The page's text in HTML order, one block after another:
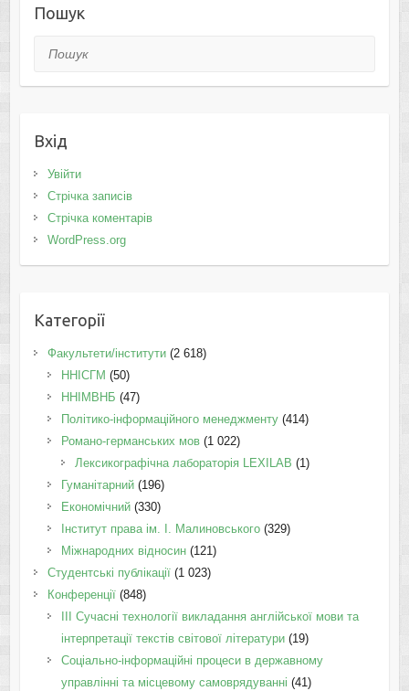
Пошук
Пошук
Вхід
Увійти
Стрічка записів
Стрічка коментарів
WordPress.org
Категорії
Факультети/інститути(2 618)
ННІСГМ (50)
ННІМВНБ (47)
Політико-інформаційного менеджменту(414)
Романо-германських мов(1 022)
Лексикографічна лабораторія LEXILAB (1)
Гуманітарний(196)
Економічний(330)
Інститут права ім. І. Малиновського(329)
Міжнародних відносин(121)
Студентські публікації(1 023)
Конференції(848)
III Сучасні технології викладання англійської мови та
інтерпретації текстів світової літератури(19)
Соціально-інформаційні процеси в державному
управлінні та місцевому самоврядуванні (41)